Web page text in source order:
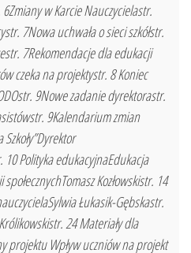
w Karcie Nauczycielastr.
7Nowa uchwała o sieci szkółstr.
7Rekomendacje dla edukacji
czeka na projektystr. 8 Koniec
9Nowe zadanie dyrektorastr.
9Kalendarium zmian
10 Polityka edukacyjnaEdukacja
Kozłowskistr. 14
Łukasik-Gębskastr.
24 Materiały dla
projektu Wpływ uczniów na projekt